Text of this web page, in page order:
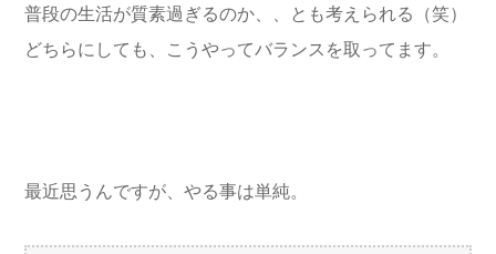
普段の生活が質素過ぎるのか、、とも考えられる（笑）
どちらにしても、こうやってバランスを取ってます。
最近思うんですが、やる事は単純。